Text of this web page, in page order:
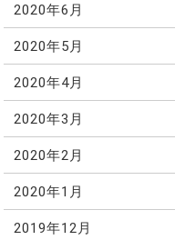
2020年6月
2020年5月
2020年4月
2020年3月
2020年2月
2020年1月
2019年12月